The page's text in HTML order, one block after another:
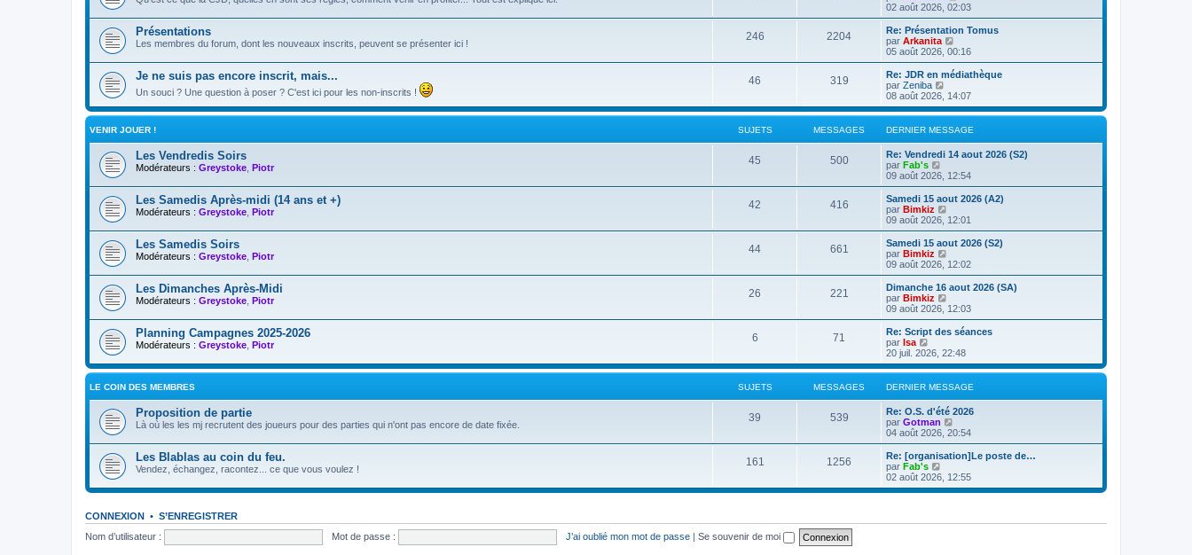
o
i
r
e
e
r
n
i
e
m
e
s
a
g
e
02 août 2026, 02:03
Présentations
Les membres du forum, dont les nouveaux inscrits, peuvent se présenter ici !
246 2204
Re: Présentation Tomus
par Arkanita
o
i
r
e
e
r
n
i
e
m
e
s
a
g
e
05 août 2026, 00:16
Je ne suis pas encore inscrit, mais...
Un souci ? Une question à poser ? C'est ici pour les non-inscrits !
46 319
Re: JDR en médiathèque
par Zeniba
o
i
r
l
e
n
i
e
r
m
e
s
s
a
g
e
08 août 2026, 14:07
VENIR JOUER ! SUJETS MESSAGES DERNIER MESSAGE
Les Vendredis Soirs
Modérateurs : Greystoke Piotr
45 500
Re: Vendredi 14 aout 2026 (S2)
par Fab's
o
i
r
l
e
d
r
n
i
r
m
e
s
s
g
e
09 août 2026, 12:54
Les Samedis Après-midi (14 ans et +)
Modérateurs : Greystoke Piotr
42 416
Samedi 15 aout 2026 (A2)
par Bimkiz
o
i
r
e
r
n
i
r
e
s
a
g
e
09 août 2026, 12:01
Les Samedis Soirs
Modérateurs : Greystoke Piotr
44 661
Samedi 15 aout 2026 (S2)
par Bimkiz
o
i
r
e
r
n
i
e
m
e
s
s
a
g
e
09 août 2026, 12:02
Les Dimanches Après-Midi
Modérateurs : Greystoke Piotr
26 221
Dimanche 16 aout 2026 (SA)
par Bimkiz
o
i
r
e
e
r
n
i
e
r
m
e
s
a
g
09 août 2026, 12:03
Planning Campagnes 2025-2026
Modérateurs : Greystoke Piotr
6 71
Re: Script des séances
par Isa
o
i
r
l
e
r
n
i
e
r
m
e
a
20 juil. 2026, 22:48
LE COIN DES MEMBRES SUJETS MESSAGES DERNIER MESSAGE
Proposition de partie
Là où les les mj recrutent des joueurs pour des parties qui n'ont pas encore de date fixée.
39 539
Re: O.S. d'été 2026
par Gotman
o
i
r
e
e
i
04 août 2026, 20:54
Les Blablas au coin du feu.
Vendez, échangez, racontez... ce que vous voulez !
161 1256
Re: [organisation]Le poste de…
par Fab's
o
i
02 août 2026, 12:55
CONNEXION • S’ENREGISTRER
Nom d’utilisateur :
Mot de passe : J’ai oublié mon mot de passe | Se souvenir de moi